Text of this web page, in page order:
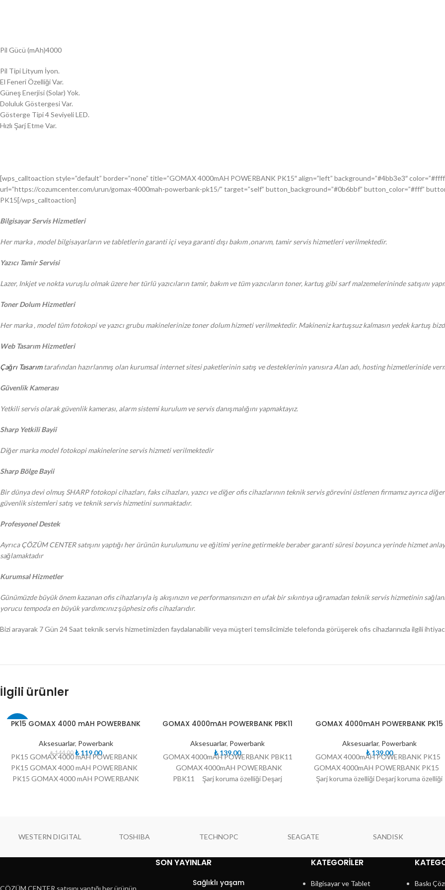
Pil Gücü (mAh)4000
Pil Tipi Lityum İyon.
El Feneri Özelliği Var.
Güneş Enerjisi (Solar) Yok.
Doluluk Göstergesi Var.
Gösterge Tipi 4 Seviyeli LED.
Hızlı Şarj Etme Var.
[wps_calltoaction style=”default” border=”none” title=”GOMAX 4000mAH POWERBANK PK15″ align=”left” background=”#4bb3e3″
url=”https://cozumcenter.com/urun/gomax-4000mah-powerbank-pk15/” target=”self” button_background=”#0b6bbf” button_color=”#fff”
PK15[/wps_calltoaction]
Bilgisayar Servis Hizmetleri
Her marka , model bilgisayarların ve tabletlerin garanti içi veya garanti dışı bakım ,onarım, tamir servis hizmetleri verilmektedir.
Yazıcı Tamir Servisi
Lazer, Inkjet ve nokta vuruşlu olmak üzere her türlü yazıcıların tamir, bakım ve tüm yazıcıların toner, kartuş gibi sarf malzemelerininde satışını
Toner Dolum Hizmetleri
Her marka , model tüm fotokopi ve yazıcı grubu makinelerinize toner dolum hizmeti verilmektedir. Makineniz kartuşsuz kalmasın yedek kartuş
Web Tasarım Hizmetleri
Çağrı Tasarımtarafından hazırlanmış olan kurumsal internet sitesi paketlerinin satış ve desteklerinin yanısıra Alan adı, hosting hizmetlerinide
Güvenlik Kamerası
Yetkili servis olarak güvenlik kamerası, alarm sistemi kurulum ve servis danışmalığını yapmaktayız.
Sharp Yetkili Bayii
Diğer marka model fotokopi makinelerine servis hizmeti verilmektedir
Sharp Bölge Bayii
Bir dünya devi olmuş SHARP fotokopi cihazları, faks cihazları, yazıcı ve diğer ofis cihazlarının teknik servis görevini üstlenen firmamız ayrıca
güvenlik sistemleri satış ve teknik servis hizmetini sunmaktadır.
Profesyonel Destek
Ayrıca ÇÖZÜM CENTER satışını yaptığı her ürünün kurulumunu ve eğitimi yerine getirmekle beraber garanti süresi boyunca yerinde hizmet
sağlamaktadır
Kurumsal Hizmetler
Günümüzde büyük önem kazanan ofis cihazlarıyla iş akışınızın ve performansınızın en ufak bir sıkıntıya uğramadan teknik servis hizmetinin
yorucu tempoda en büyük yardımcınız şüphesiz ofis cihazlarıdır.
Bizi arayarak 7 Gün 24 Saat teknik servis hizmetimizden faydalanabilir veya müşteri temsilcimizle telefonda görüşerek ofis cihazlarınızla ilgili
İlgili ürünler
-17%
NDI
PK15 GOMAX 4000 mAH POWERBANK
Aksesuarlar, Powerbank
₺144,00 ₺119,00
PK15 GOMAX 4000 mAH POWERBANK
PK15 GOMAX 4000 mAH POWERBANK
PK15 GOMAX 4000 mAH POWERBANK
TÜKE
GOMAX 4000mAH POWERBANK PBK11
Aksesuarlar, Powerbank
₺139,00
GOMAX 4000mAH POWERBANK PBK11
GOMAX 4000mAH POWERBANK
PBK11 Şarj koruma özelliği Deşarj
TÜKE
GOMAX 4000mAH POWERBANK PK15
Aksesuarlar, Powerbank
₺139,00
GOMAX 4000mAH POWERBANK PK15
GOMAX 4000mAH POWERBANK PK15
Şarj koruma özelliği Deşarj koruma özelliği
WESTERN DIGITAL TOSHIBA TECHNOPC SEAGATE SANDISK
SON YAYINLAR
Sağlıklı yaşam
KATEGORILER
Bilgisayar ve Tablet Baskı